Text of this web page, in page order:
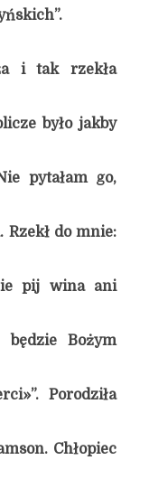
i tak rzekła
było jakby
pytałam go,
do mnie:
pij wina ani
będzie Bożym
Porodziła
Chłopiec